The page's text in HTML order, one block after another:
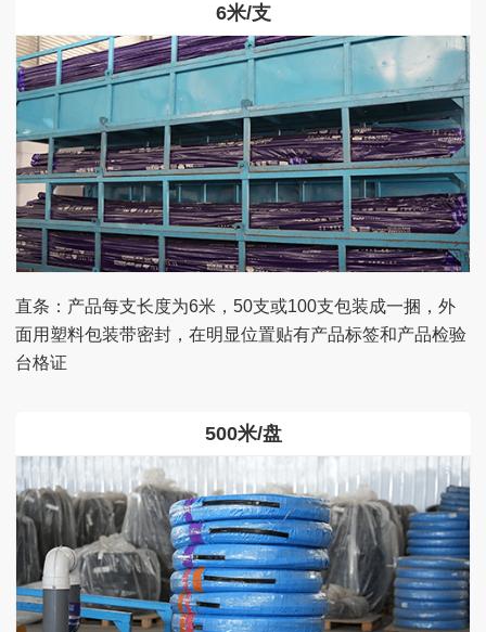
6米/支
直条：产品每支长度为6米，50支或100支包装成一捆，外
面用塑料包装带密封，在明显位置贴有产品标签和产品检验
台格证
500米/盘